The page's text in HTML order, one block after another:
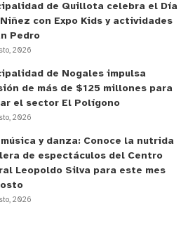
de Quillota celebra el Día
con Expo Kids y actividades
Pedro
2026
de Nogales impulsa
de más de $125 millones para
el sector El Polígono
2026
y danza: Conoce la nutrida
de espectáculos del Centro
Leopoldo Silva para este mes
2026